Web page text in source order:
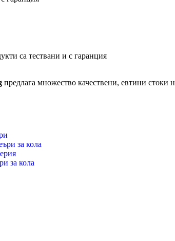
са тествани и с гаранция
предлага множество качествени, евтини стоки
за кола
за кола